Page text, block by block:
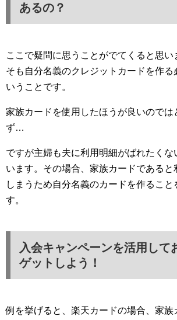
あるの？
ここで疑問に思うことがでてくると思い
そも自分名義のクレジットカードを作る
いうことです。
家族カードを使用したほうが良いのでは
ず…
ですが主婦も夫に利用明細がばれたくな
います。その場合、家族カードであると
しまうため自分名義のカードを作ること
す。
入会キャンペーンを活用して
ゲットしよう！
例を挙げると、楽天カードの場合、家族